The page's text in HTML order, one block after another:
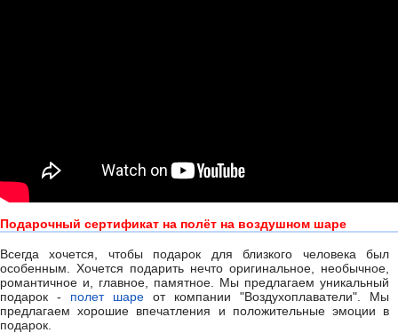
Подарочный сертификат на полёт на воздушном шаре
Всегда хочется, чтобы подарок для близкого человека был
особенным. Хочется подарить нечто оригинальное, необычное,
романтичное и, главное, памятное. Мы предлагаем уникальный
подарок - полет шаре от компании "Воздухоплаватели". Мы
предлагаем хорошие впечатления и положительные эмоции в
подарок.